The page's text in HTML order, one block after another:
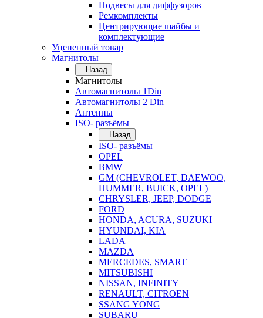
Подвесы для диффузоров
Ремкомплекты
Центрирующие шайбы и
комплектующие
Уцененный товар
Магнитолы
Назад
Магнитолы
Автомагнитолы 1Din
Автомагнитолы 2 Din
Антенны
ISO- разъёмы
Назад
ISO- разъёмы
OPEL
BMW
GM (CHEVROLET, DAEWOO,
HUMMER, BUICK, OPEL)
CHRYSLER, JEEP, DODGE
FORD
HONDA, ACURA, SUZUKI
HYUNDAI, KIA
LADA
MAZDA
MERCEDES, SMART
MITSUBISHI
NISSAN, INFINITY
RENAULT, CITROEN
SSANG YONG
SUBARU